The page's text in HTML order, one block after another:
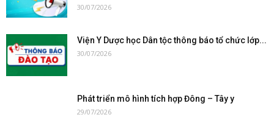
30/07/2026
Viện Y Dược học Dân tộc thông báo tổ chức lớp...
30/07/2026
Phát triển mô hình tích hợp Đông – Tây y
29/07/2026